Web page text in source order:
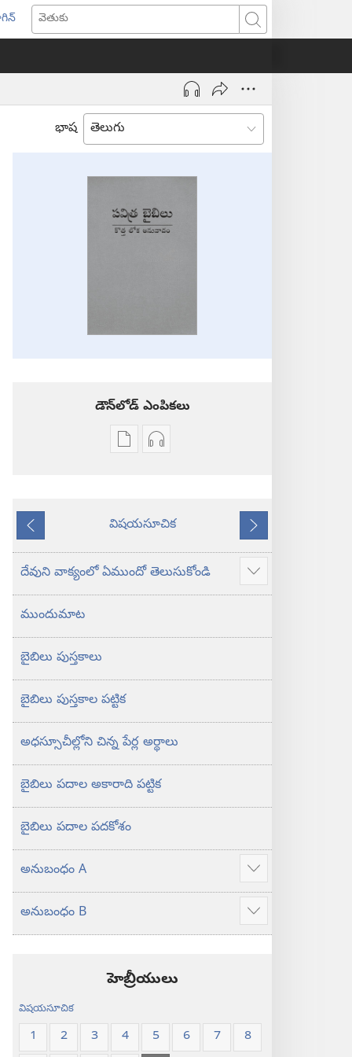
వెతుకు
భాష
డౌన్‌లోడ్‌ ఎంపికలు
ప్రచురణల
బైబిలు
లోక
ఆడియో
బైబిలు
లోక
ముందటి
విషయసూచిక
తరవాతి
దేవుని వాక్యంలో ఏముందో తెలుసుకోండి
ఎక్కువ
చూపించు
ముందుమాట
బైబిలు పుస్తకాలు
బైబిలు పుస్తకాల పట్టిక
అధస్సూచీల్లోని చిన్న పేర్ల అర్థాలు
బైబిలు పదాల అకారాది పట్టిక
బైబిలు పదాల పదకోశం
అనుబంధం A
ఎక్కువ
చూపించు
అనుబంధం B
ఎక్కువ
చూపించు
హెబ్రీయులు
విషయసూచిక
1 2 3 4 5 6 7
8